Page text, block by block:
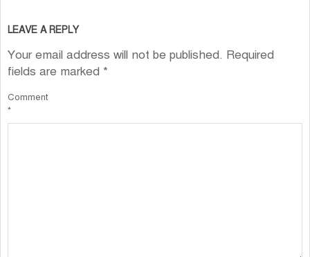
LEAVE A REPLY
Your email address will not be published. Required
fields are marked *
Comment
*